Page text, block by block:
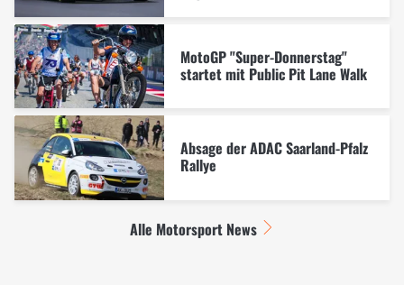
MotoGP "Super-Donnerstag"
startet mit Public Pit Lane Walk
Absage der ADAC Saarland-Pfalz
Rallye
Alle Motorsport News